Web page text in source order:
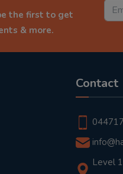
the first to get
& more.
Contact
Level